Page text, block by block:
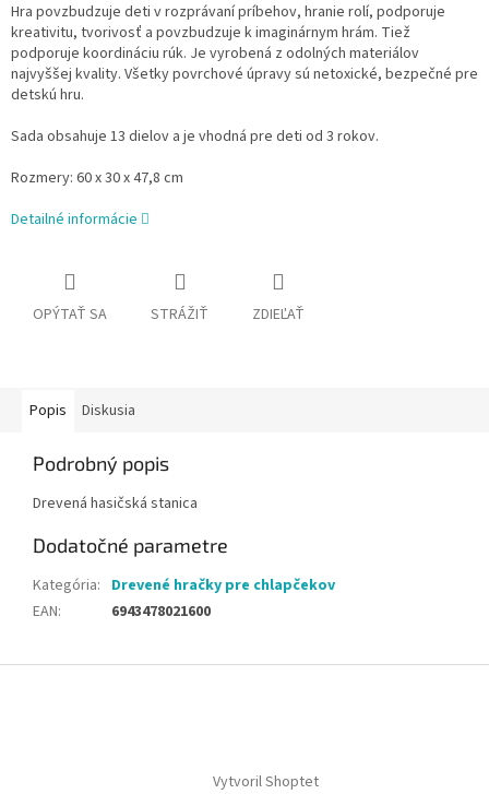
Hra povzbudzuje deti v rozprávaní príbehov, hranie rolí, podporuje
kreativitu, tvorivosť a povzbudzuje k imaginárnym hrám. Tiež
podporuje koordináciu rúk. Je vyrobená z odolných materiálov
najvyššej kvality. Všetky povrchové úpravy sú netoxické, bezpečné pre
detskú hru.
Sada obsahuje 13 dielov a je vhodná pre deti od 3 rokov.
Rozmery: 60 x 30 x 47,8 cm
Detailné informácie
OPÝTAŤ SA STRÁŽIŤ ZDIEĽAŤ
Popis Diskusia
Podrobný popis
Drevená hasičská stanica
Dodatočné parametre
Kategória: Drevené hračky pre chlapčekov
EAN: 6943478021600
Vytvoril Shoptet